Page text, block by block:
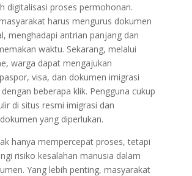
digitalisasi proses permohonan.
harus mengurus dokumen
menghadapi antrian panjang dan
waktu. Sekarang, melalui
warga dapat mengajukan
visa, dan dokumen imigrasi
beberapa klik. Pengguna cukup
di situs resmi imigrasi dan
yang diperlukan.
hanya mempercepat proses, tetapi
risiko kesalahan manusia dalam
Yang lebih penting, masyarakat